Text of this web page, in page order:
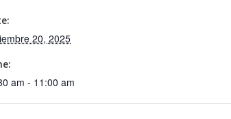
20, 2025
am - 11:00 am